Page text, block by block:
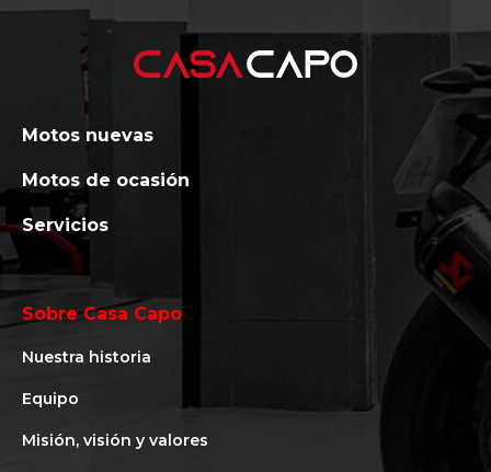
Motos nuevas
Motos de ocasión
Servicios
Sobre Casa Capo
Nuestra historia
Equipo
Misión, visión y valores